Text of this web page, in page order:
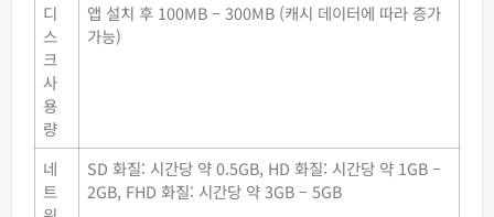
디
스
크
사
용
량
앱 설치 후 100MB – 300MB (캐시 데이터에 따라 증가
가능)
네
트
SD 화질: 시간당 약 0.5GB, HD 화질: 시간당 약 1GB –
2GB, FHD 화질: 시간당 약 3GB – 5GB